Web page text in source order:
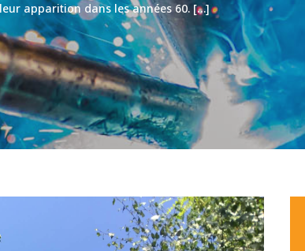
apparition dans les années 60. […]